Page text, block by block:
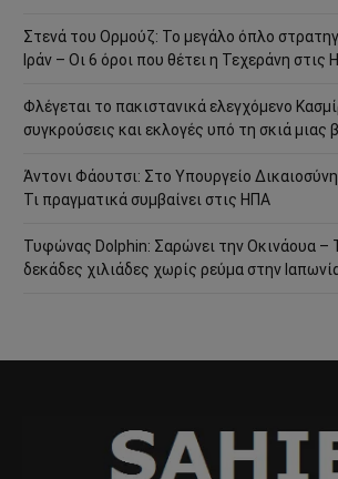
Στενά του Ορμούζ: Το μεγάλο όπλο
Ιράν – Οι 6 όροι που θέτει η Τεχεράνη στις
Φλέγεται το πακιστανικά ελεγχόμενο
συγκρούσεις και εκλογές υπό τη σκιά μιας
Άντονι Φάουτσι: Στο Υπουργείο
Τι πραγματικά συμβαίνει στις ΗΠΑ
Τυφώνας Dolphin: Σαρώνει την Οκινάουα –
δεκάδες χιλιάδες χωρίς ρεύμα στην